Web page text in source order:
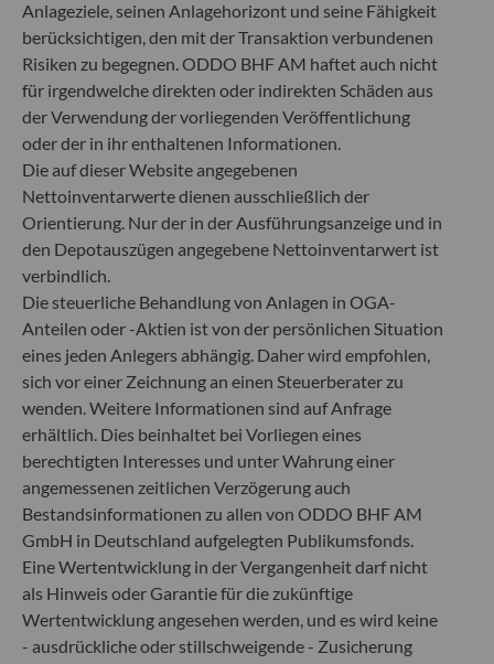
* Rechtlich verantwortlich für die Inhalte der Internetseite
ODDO BHF Asset Management GmbH
Herzogstraße 15
40217 Düsseldorf
+49 (0) 211 239 24 01
Gallusanlage 8
Deutschland
+49 (0) 69 920 50 0
Von der Bundesanstalt für Finanzdienstleistungsaufsicht
(„BaFin“) zugelassene und beaufsichtigte
Fondsverwaltungsgesellschaft
Handelsregister : HRB 11971 Amtsgericht Düsseldorf
ODDO BHF Asset Management LUX
6, rue Gabriel Lippmann
L-5365 Munsbach
Luxemburg
+352 45 76 76 245
Von der Luxemburger Commission de Surveillance du
Anlageziele, seinen Anlagehorizont und seine Fähigkeit
berücksichtigen, den mit der Transaktion verbundenen
Risiken zu begegnen. ODDO BHF AM haftet auch nicht
für irgendwelche direkten oder indirekten Schäden aus
der Verwendung der vorliegenden Veröffentlichung
oder der in ihr enthaltenen Informationen.
Die auf dieser Website angegebenen
Nettoinventarwerte dienen ausschließlich der
Orientierung. Nur der in der Ausführungsanzeige und in
den Depotauszügen angegebene Nettoinventarwert ist
verbindlich.
Die steuerliche Behandlung von Anlagen in OGA-
Anteilen oder -Aktien ist von der persönlichen Situation
eines jeden Anlegers abhängig. Daher wird empfohlen,
sich vor einer Zeichnung an einen Steuerberater zu
wenden. Weitere Informationen sind auf Anfrage
erhältlich. Dies beinhaltet bei Vorliegen eines
berechtigten Interesses und unter Wahrung einer
angemessenen zeitlichen Verzögerung auch
Bestandsinformationen zu allen von ODDO BHF AM
GmbH in Deutschland aufgelegten Publikumsfonds.
Eine Wertentwicklung in der Vergangenheit darf nicht
als Hinweis oder Garantie für die zukünftige
Wertentwicklung angesehen werden, und es wird keine
- ausdrückliche oder stillschweigende - Zusicherung